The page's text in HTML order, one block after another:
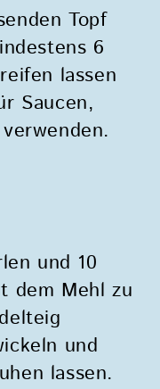
Topf
6
lassen
Saucen,
und 10
dem Mehl zu
und
lassen.